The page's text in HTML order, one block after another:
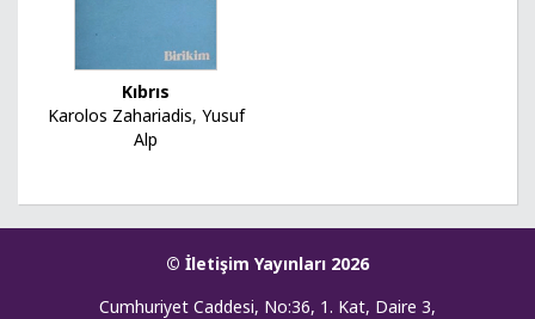
Kıbrıs
Karolos Zahariadis, Yusuf
Alp
© İletişim Yayınları 2026
Cumhuriyet Caddesi, No:36, 1. Kat, Daire 3,